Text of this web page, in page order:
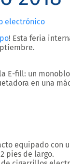
electrónico
! Esta feria
.
E-fill: un
en una
equipado con
pies de largo.